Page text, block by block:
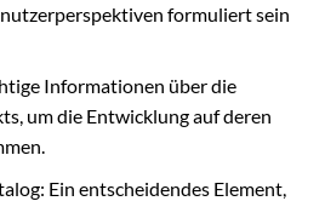
formuliert sein
Informationen über die
um die Entwicklung auf deren
Ein entscheidendes Element,